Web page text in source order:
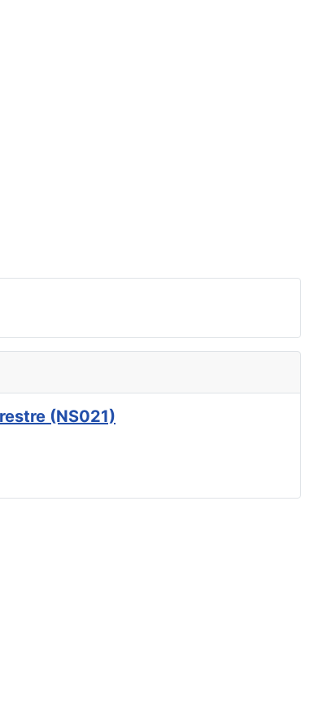
(NS021)